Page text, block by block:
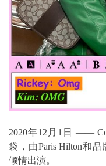
2020年12月1日 ——
袋，由Paris Hilton和品
倾情出演。